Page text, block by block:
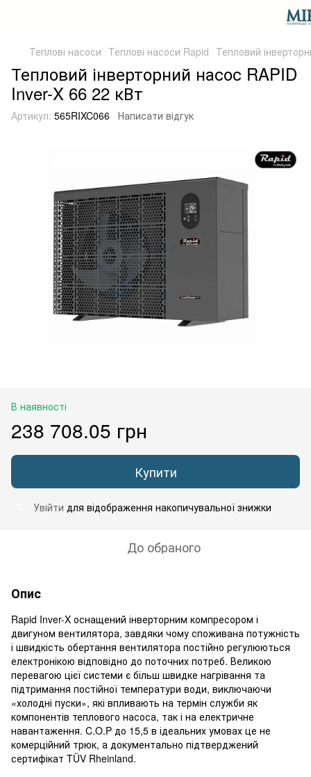
Теплові насоси Теплові насоси Rapid Тепловий
Тепловий інверторний насос RAPID
Inver-X 66 22 кВт
Артикул: 565RIXC066 Написати відгук
В наявності
238 708.05 грн
Купити
Увійти для відображення накопичувальної знижки
До обраного
Опис
Rapid Inver-X оснащений інверторним компресором і
двигуном вентилятора, завдяки чому споживана потужність
і швидкість обертання вентилятора постійно регулюються
електронікою відповідно до поточних потреб. Великою
перевагою цієї системи є більш швидке нагрівання та
підтримання постійної температури води, виключаючи
«холодні пуски», які впливають на термін служби як
компонентів теплового насоса, так і на електричне
навантаження. C.O.P до 15,5 в ідеальних умовах це не
комерційний трюк, а документально підтверджений
сертифікат TÜV Rheinland.